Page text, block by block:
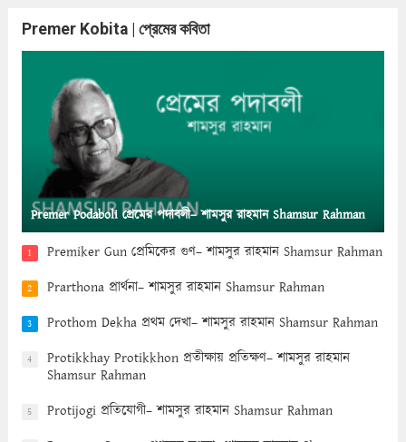
Premer Kobita | প্রেমের কবিতা
Premer Podaboli প্রেমের পদাবলী– শামসুর রাহমান Shamsur Rahman
1 Premiker Gun প্রেমিকের গুণ– শামসুর রাহমান Shamsur Rahman
2 Prarthona প্রার্থনা– শামসুর রাহমান Shamsur Rahman
3 Prothom Dekha প্রথম দেখা– শামসুর রাহমান Shamsur Rahman
4
Protikkhay Protikkhon প্রতীক্ষায় প্রতিক্ষণ– শামসুর রাহমান
Shamsur Rahman
5 Protijogi প্রতিযোগী– শামসুর রাহমান Shamsur Rahman